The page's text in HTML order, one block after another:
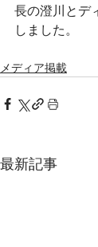
長の澄川とデ
しました。
メディア掲載
最新記事